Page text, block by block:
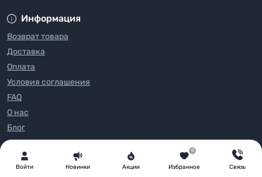
Войти Новинки Акции Избранное
0
Связь
Информация
Возврат товара
Доставка
Оплата
Условия соглашения
FAQ
О нас
Блог
Контакты
Производители